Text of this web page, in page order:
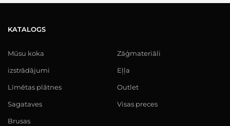
KATALOGS
Mūsu koka
izstrādājumi
Līmētas plātnes
Sagataves
Brusas
Zāģmateriāli
Eļļa
Outlet
Visas preces